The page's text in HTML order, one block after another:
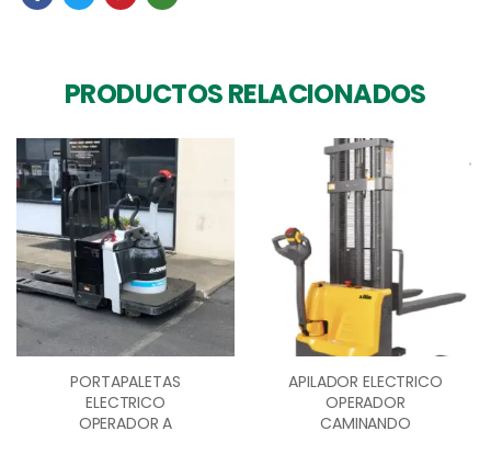
PRODUCTOS RELACIONADOS
PORTAPALETAS
ELECTRICO
OPERADOR A
APILADOR ELECTRICO
OPERADOR
CAMINANDO